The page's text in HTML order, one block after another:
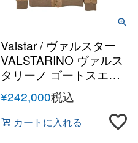
Valstar / ヴァルスター
VALSTARINO ヴァルス
タリーノ ゴートスエー
ド バルスターブルゾン
¥242,000税込
カートに入れる